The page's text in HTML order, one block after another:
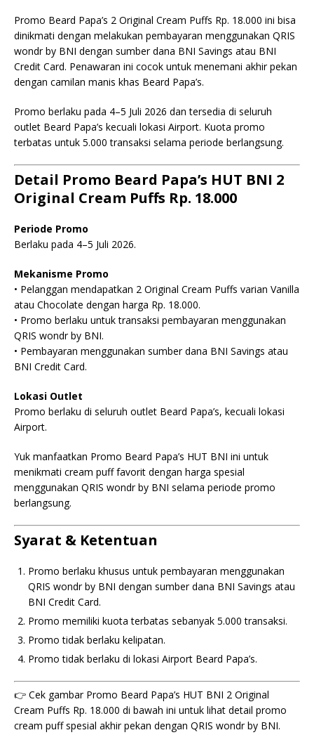
Promo Beard Papa’s 2 Original Cream Puffs Rp. 18.000 ini bisa
dinikmati dengan melakukan pembayaran menggunakan QRIS
wondr by BNI dengan sumber dana BNI Savings atau BNI
Credit Card. Penawaran ini cocok untuk menemani akhir pekan
dengan camilan manis khas Beard Papa’s.
Promo berlaku pada 4–5 Juli 2026 dan tersedia di seluruh
outlet Beard Papa’s kecuali lokasi Airport. Kuota promo
terbatas untuk 5.000 transaksi selama periode berlangsung.
Detail Promo Beard Papa’s HUT BNI 2
Original Cream Puffs Rp. 18.000
Periode Promo
Berlaku pada 4–5 Juli 2026.
Mekanisme Promo
• Pelanggan mendapatkan 2 Original Cream Puffs varian Vanilla
atau Chocolate dengan harga Rp. 18.000.
• Promo berlaku untuk transaksi pembayaran menggunakan
QRIS wondr by BNI.
• Pembayaran menggunakan sumber dana BNI Savings atau
BNI Credit Card.
Lokasi Outlet
Promo berlaku di seluruh outlet Beard Papa’s, kecuali lokasi
Airport.
Yuk manfaatkan Promo Beard Papa’s HUT BNI ini untuk
menikmati cream puff favorit dengan harga spesial
menggunakan QRIS wondr by BNI selama periode promo
berlangsung.
Syarat & Ketentuan
Promo berlaku khusus untuk pembayaran menggunakan
QRIS wondr by BNI dengan sumber dana BNI Savings atau
BNI Credit Card.
Promo memiliki kuota terbatas sebanyak 5.000 transaksi.
Promo tidak berlaku kelipatan.
Promo tidak berlaku di lokasi Airport Beard Papa’s.
👉 Cek gambar Promo Beard Papa’s HUT BNI 2 Original
Cream Puffs Rp. 18.000 di bawah ini untuk lihat detail promo
cream puff spesial akhir pekan dengan QRIS wondr by BNI.